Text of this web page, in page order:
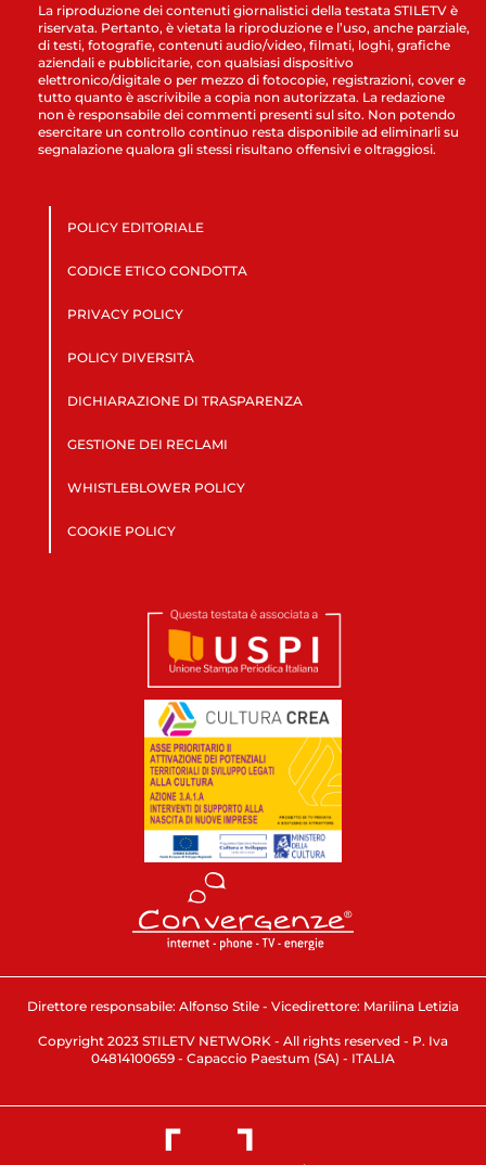
La riproduzione dei contenuti giornalistici della testata STILETV è
riservata. Pertanto, è vietata la riproduzione e l’uso, anche parziale,
di testi, fotografie, contenuti audio/video, filmati, loghi, grafiche
aziendali e pubblicitarie, con qualsiasi dispositivo
elettronico/digitale o per mezzo di fotocopie, registrazioni, cover e
tutto quanto è ascrivibile a copia non autorizzata. La redazione
non è responsabile dei commenti presenti sul sito. Non potendo
esercitare un controllo continuo resta disponibile ad eliminarli su
segnalazione qualora gli stessi risultano offensivi e oltraggiosi.
POLICY EDITORIALE
CODICE ETICO CONDOTTA
PRIVACY POLICY
POLICY DIVERSITÀ
DICHIARAZIONE DI TRASPARENZA
GESTIONE DEI RECLAMI
WHISTLEBLOWER POLICY
COOKIE POLICY
Direttore responsabile: Alfonso Stile - Vicedirettore: Marilina Letizia
Copyright 2023 STILETV NETWORK - All rights reserved - P. Iva
04814100659 - Capaccio Paestum (SA) - ITALIA